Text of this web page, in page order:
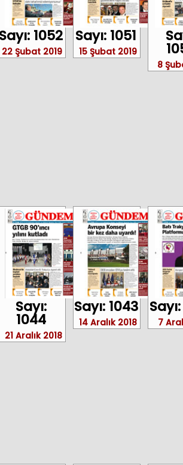
Sayı: 1052
22 Şubat 2019
Sayı: 1051
15 Şubat 2019
8
Sayı:
1044
21 Aralık 2018
Sayı: 1043
14 Aralık 2018 7